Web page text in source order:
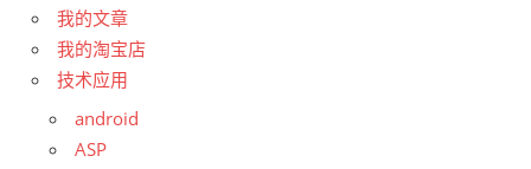
我的文章
我的淘宝店
技术应用
android
ASP